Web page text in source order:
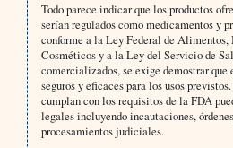
Todo parece indicar que los productos
serían regulados como medicamentos y
conforme a la Ley Federal de Alimentos,
Cosméticos y a la Ley del Servicio de
comercializados, se exige demostrar que
seguros y eficaces para los usos
cumplan con los requisitos de la FDA
legales incluyendo incautaciones,
procesamientos judiciales.